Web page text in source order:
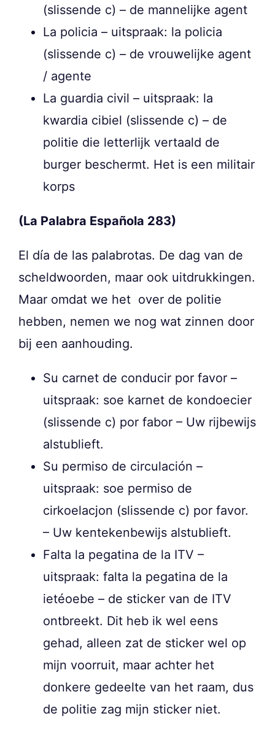
(slissende c) – de mannelijke agent
La policia – uitspraak: la policia
(slissende c) – de vrouwelijke agent
/ agente
La guardia civil – uitspraak: la
kwardia cibiel (slissende c) – de
politie die letterlijk vertaald de
burger beschermt. Het is een militair
korps
(La Palabra Española 283)
El día de las palabrotas. De dag van de
scheldwoorden, maar ook uitdrukkingen.
Maar omdat we het over de politie
hebben, nemen we nog wat zinnen door
bij een aanhouding.
Su carnet de conducir por favor –
uitspraak: soe karnet de kondoecier
(slissende c) por fabor – Uw rijbewijs
alstublieft.
Su permiso de circulación –
uitspraak: soe permiso de
cirkoelacjon (slissende c) por favor.
– Uw kentekenbewijs alstublieft.
Falta la pegatina de la ITV –
uitspraak: falta la pegatina de la
ietéoebe – de sticker van de ITV
ontbreekt. Dit heb ik wel eens
gehad, alleen zat de sticker wel op
mijn voorruit, maar achter het
donkere gedeelte van het raam, dus
de politie zag mijn sticker niet.